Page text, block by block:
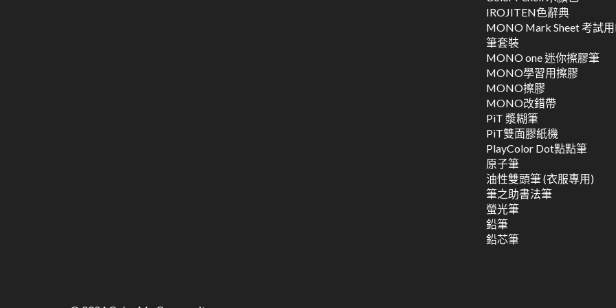
IROJITEN色辭典
MONO Mark Sheet 考試
筆套裝
MONO one 迷你擦膠筆
MONO學習用擦膠
MONO擦膠
MONO改錯帶
PiT 漿糊筆
PiT雙面膠紙機
PlayColor Dot點點筆
原子筆
油性雙頭筆 (衣服專用)
筆之助書法筆
螢光筆
鉛筆
鉛芯筆